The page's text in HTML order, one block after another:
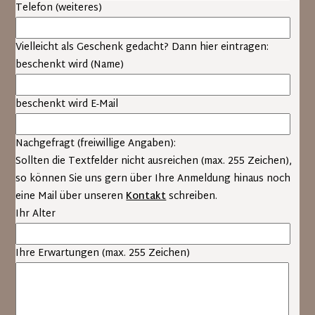
Gruppen- und Einzelimprovisationen
vom Kursleiter verteilt und können mitgebracht
werden
Dialogübungen (Auseinandersetzung,
Konfliktfähigkeit)
Schauspielerische Theorie und Technik (Situation,
Wahrhaftigkeit, Wiederholbarkeit, Untertext u.a.)
professionelles Feedback
Am Ende des Schauspielworkshops hat jeder Teilnehmer die
Möglichkeit in einem Vieraugengespräch eine ehrliche
Empfehlungen für sein künftiges Vorgehen zu bekommen.
Telefon (weiteres)
Vielleicht als Geschenk gedacht? Dann hier eintragen:
beschenkt wird (Name)
beschenkt wird E-Mail
Nachgefragt (freiwillige Angaben):
Sollten die Textfelder nicht ausreichen (max. 255 Zeichen),
so können Sie uns gern über Ihre Anmeldung hinaus noch
eine Mail über unserenKontaktschreiben.
Ihr Alter
Ihre Erwartungen (max. 255 Zeichen)